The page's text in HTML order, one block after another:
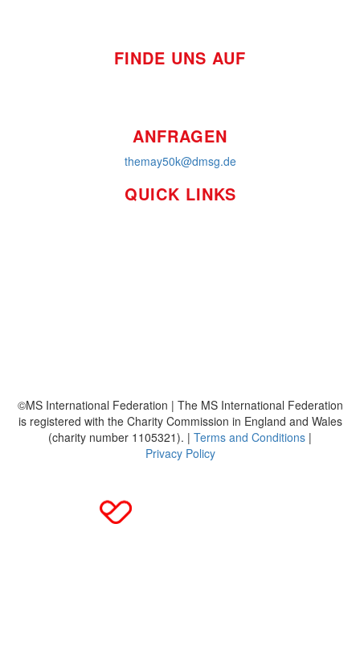
FINDE UNS AUF
ANFRAGEN
themay50k@dmsg.de
QUICK LINKS
©MS International Federation | The MS International Federation
is registered with the Charity Commission in England and Wales
(charity number 1105321). | Terms and Conditions |
Privacy Policy